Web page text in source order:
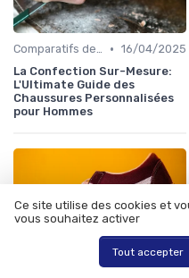
Comparatifs de Marques et de Prix • 16/04/2025
La Confection Sur-Mesure:
L'Ultimate Guide des
Chaussures Personnalisées
pour Hommes
Ce site utilise des cookies et
vous souhaitez activer
Tout accepter